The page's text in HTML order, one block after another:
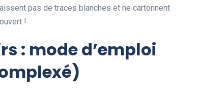
pas de traces blanches et ne cartonnent
!
: mode d’emploi